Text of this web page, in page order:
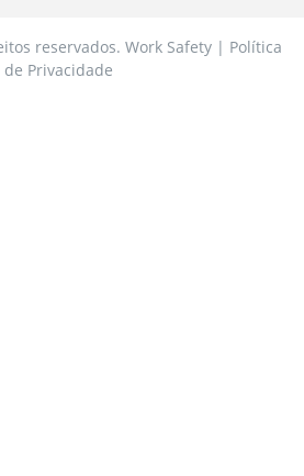
reservados. Work Safety | Política
de Privacidade